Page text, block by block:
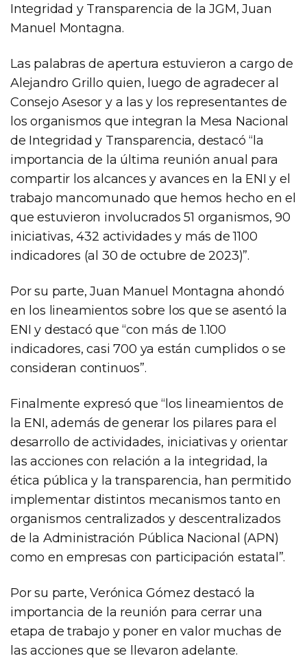
Integridad y Transparencia de la JGM, Juan
Manuel Montagna.
Las palabras de apertura estuvieron a cargo de
Alejandro Grillo quien, luego de agradecer al
Consejo Asesor y a las y los representantes de
los organismos que integran la Mesa Nacional
de Integridad y Transparencia, destacó “la
importancia de la última reunión anual para
compartir los alcances y avances en la ENI y el
trabajo mancomunado que hemos hecho en el
que estuvieron involucrados 51 organismos, 90
iniciativas, 432 actividades y más de 1100
indicadores (al 30 de octubre de 2023)”.
Por su parte, Juan Manuel Montagna ahondó
en los lineamientos sobre los que se asentó la
ENI y destacó que “con más de 1.100
indicadores, casi 700 ya están cumplidos o se
consideran continuos”.
Finalmente expresó que “los lineamientos de
la ENI, además de generar los pilares para el
desarrollo de actividades, iniciativas y orientar
las acciones con relación a la integridad, la
ética pública y la transparencia, han permitido
implementar distintos mecanismos tanto en
organismos centralizados y descentralizados
de la Administración Pública Nacional (APN)
como en empresas con participación estatal”.
Por su parte, Verónica Gómez destacó la
importancia de la reunión para cerrar una
etapa de trabajo y poner en valor muchas de
las acciones que se llevaron adelante.